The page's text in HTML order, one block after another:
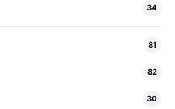
34
81
82
30